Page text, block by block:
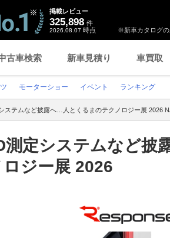
※新車カタログの
掲載レビュー
325,898 件
2026.08.07 時点
古車検索 新車見積り 車買取
モーターショー イベント ランキング
ステムなど披露へ…人とくるまのテクノロジー展 2026
定システムなど披
ジー展 2026